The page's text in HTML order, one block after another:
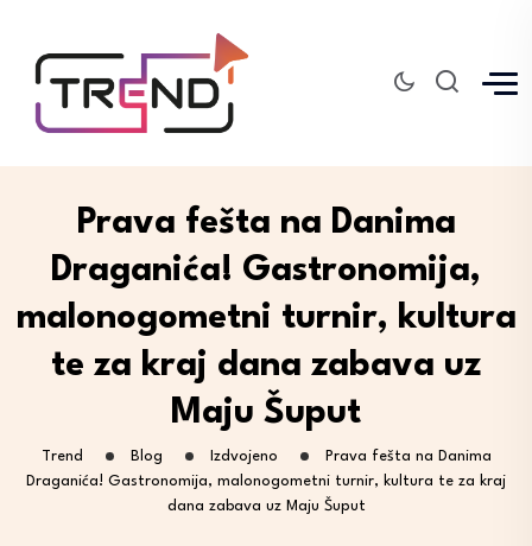
Prava fešta na Danima
Draganića! Gastronomija,
malonogometni turnir, kultura
te za kraj dana zabava uz
Maju Šuput
Trend Blog Izdvojeno
Prava fešta na Danima
Draganića! Gastronomija, malonogometni turnir, kultura te za kraj
dana zabava uz Maju Šuput